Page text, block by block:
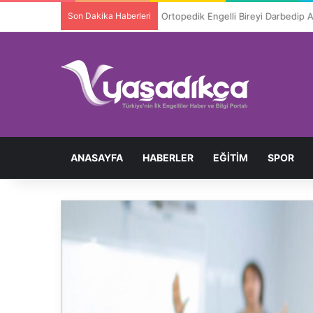
Son Dakika Haberleri Ortopedik Engelli Bireyi Darbedip
ANASAYFA HABERLER EĞITIM SPOR